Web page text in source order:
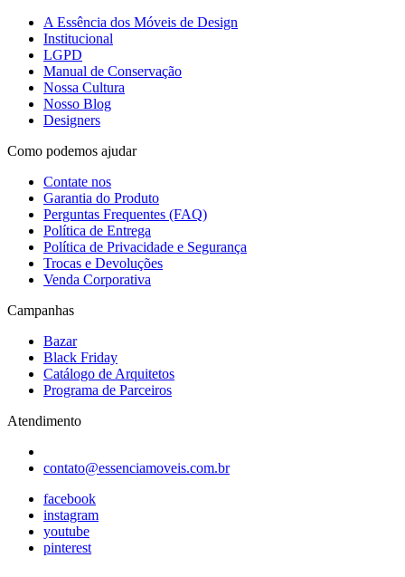
A Essência dos Móveis de Design
Institucional
LGPD
Manual de Conservação
Nossa Cultura
Nosso Blog
Designers
Como podemos ajudar
Contate nos
Garantia do Produto
Perguntas Frequentes (FAQ)
Política de Entrega
Política de Privacidade e Segurança
Trocas e Devoluções
Venda Corporativa
Campanhas
Bazar
Black Friday
Catálogo de Arquitetos
Programa de Parceiros
Atendimento
contato@essenciamoveis.com.br
facebook
instagram
youtube
pinterest